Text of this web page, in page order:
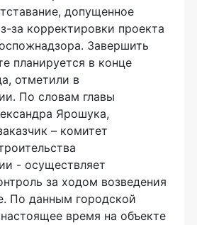
допущенное
за корректировки проекта
Завершить
планируется в конце
отметили в
По словам главы
Ярошука,
– комитет
- осуществляет
за ходом возведения
По данным городской
время на объекте